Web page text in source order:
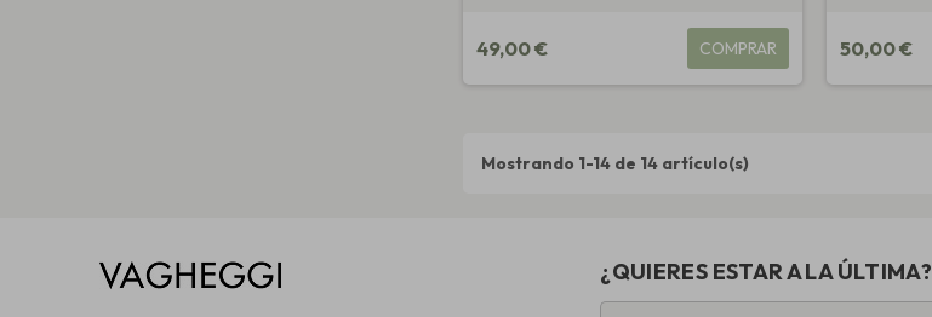
49,00 € COMPRAR 50,00 €
Mostrando 1-14 de 14 artículo(s)
¿QUIERES ESTAR A LA ÚLTIMA?